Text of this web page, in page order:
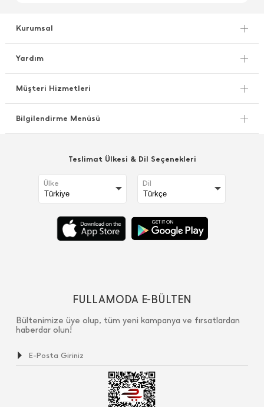
Kurumsal
Yardım
Müşteri Hizmetleri
Bilgilendirme Menüsü
Teslimat Ülkesi & Dil Seçenekleri
Ülke Dil
FULLAMODA E-BÜLTEN
Bültenimize üye olup, tüm yeni kampanya ve fırsatlardan
haberdar olun!